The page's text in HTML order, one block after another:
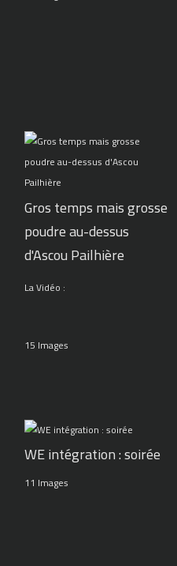
Gros temps mais grosse
poudre au-dessus
d'Ascou Pailhière
La Vidéo :
15 Images
WE intégration : soirée
11 Images